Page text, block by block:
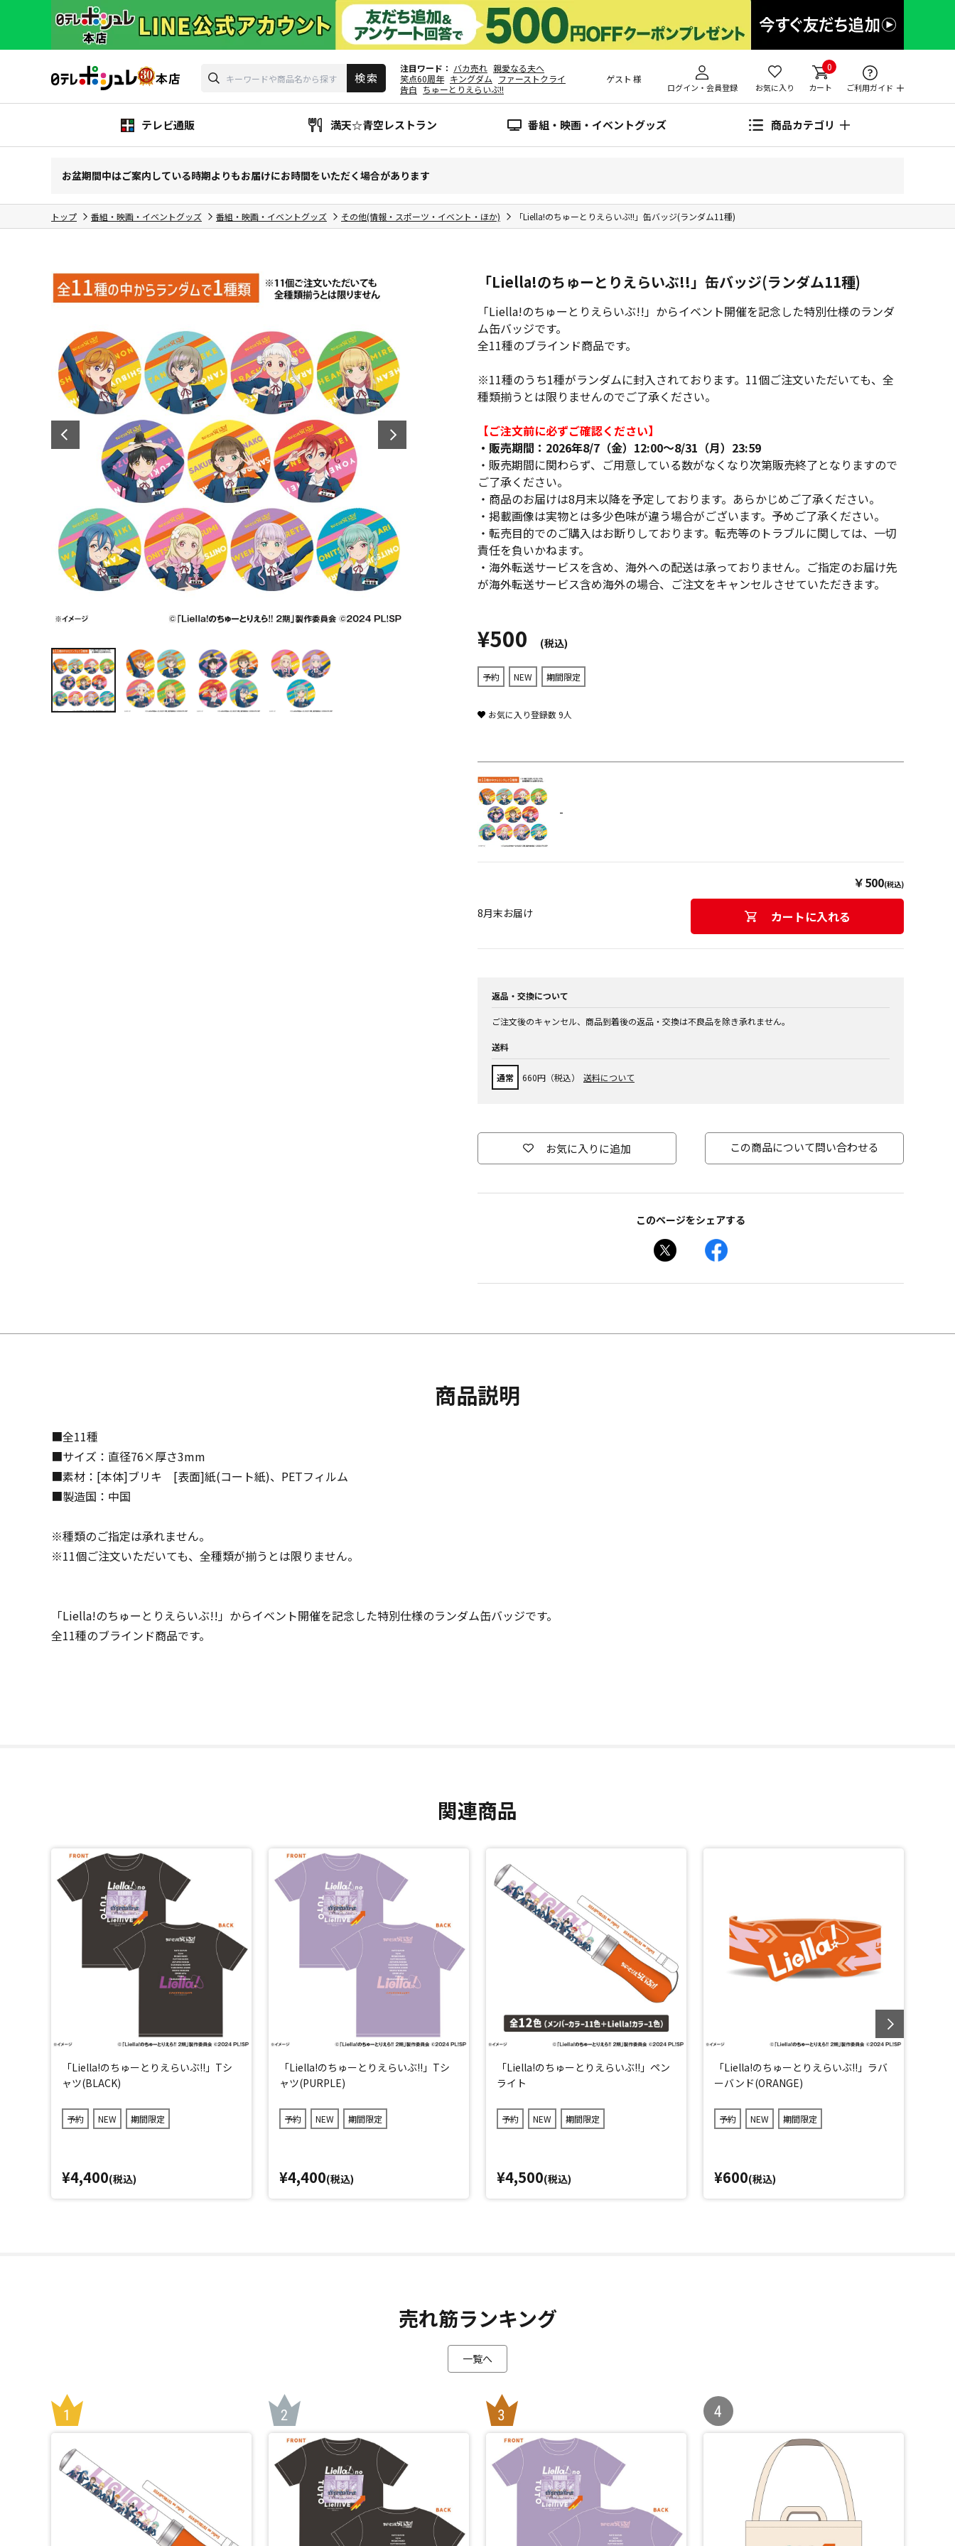
注目ワード バカ売れ 親愛なる夫へ
笑点60周年 キングダム ファーストクライ
告白 ちゅーとりえらいぶ!!
ゲスト 様
ログイン・会員登録 お気に入り
0
カート ご利用ガイド
テレビ通販 満天☆青空レストラン 番組・映画・イベントグッズ 商品カテゴリ
お盆期間中はご案内している時期よりもお届けにお時間をいただく場合があります
トップ 番組・映画・イベントグッズ 番組・映画・イベントグッズ その他(情報・スポーツ・イベント・ほか) 「Liella!のちゅーとりえらいぶ!!」缶バッジ(ランダム11種)
「Liella!のちゅーとりえらいぶ!!」缶バッジ(ランダム11種)
「Liella!のちゅーとりえらいぶ!!」からイベント開催を記念した特別仕様のランダ
ム缶バッジです。
全11種のブラインド商品です。
※11種のうち1種がランダムに封入されております。11個ご注文いただいても、全
種類揃うとは限りませんのでご了承ください。
【ご注文前に必ずご確認ください】
・販売期間：2026年8/7（金）12:00～8/31（月）23:59
・販売期間に関わらず、ご用意している数がなくなり次第販売終了となりますので
ご了承ください。
・商品のお届けは8月末以降を予定しております。あらかじめご了承ください。
・掲載画像は実物とは多少色味が違う場合がございます。予めご了承ください。
・転売目的でのご購入はお断りしております。転売等のトラブルに関しては、一切
責任を負いかねます。
・海外転送サービスを含め、海外への配送は承っておりません。ご指定のお届け先
が海外転送サービス含め海外の場合、ご注文をキャンセルさせていただきます。
¥500 (税込)
予約 NEW 期間限定
お気に入り登録数9人
-
￥500(税込)
8月末お届け カートに入れる
返品・交換について
ご注文後のキャンセル、商品到着後の返品・交換は不良品を除き承れません。
送料
通常 660円（税込） 送料について
お気に入りに追加 この商品について問い合わせる
このページをシェアする
商品説明
■全11種
■サイズ：直径76×厚さ3mm
■素材：[本体]ブリキ [表面]紙(コート紙)、PETフィルム
■製造国：中国
※種類のご指定は承れません。
※11個ご注文いただいても、全種類が揃うとは限りません。
「Liella!のちゅーとりえらいぶ!!」からイベント開催を記念した特別仕様のランダム缶バッジです。
全11種のブラインド商品です。
関連商品
「Liella!のちゅーとりえらいぶ!!」Tシ
ャツ(BLACK)
予約 NEW 期間限定
¥4,400(税込)
「Liella!のちゅーとりえらいぶ!!」Tシ
ャツ(PURPLE)
予約 NEW 期間限定
¥4,400(税込)
「Liella!のちゅーとりえらいぶ!!」ペン
ライト
予約 NEW 期間限定
¥4,500(税込)
「Liella!のちゅーとりえらいぶ!!」ラバ
ーバンド(ORANGE)
予約 NEW 期間限定
¥600(税込)
売れ筋ランキング
一覧へ